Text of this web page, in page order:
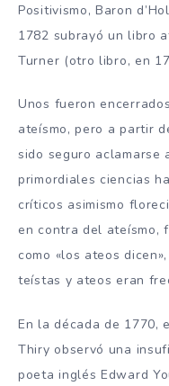
Positivismo, Baron
1782 subrayó un libro
Turner (otro libro, en
Unos fueron
ateísmo, pero a partir
sido seguro aclamarse
primordiales ciencias
críticos asimismo
en contra del ateísmo,
como «los ateos
teístas y ateos eran
En la década de 1770,
Thiry observó una
poeta inglés Edward